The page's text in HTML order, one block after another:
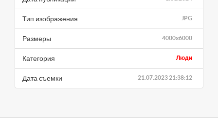
JPG
Тип изображения
4000x6000
Размеры
Люди
Категория
21.07.2023 21:38:12
Дата съемки